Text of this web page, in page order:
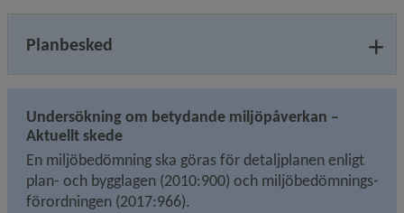
Planbesked
Undersökning om betydande miljöpåverkan –
Aktuellt skede
En miljöbedömning ska göras för detaljplanen enligt
plan- och bygglagen (2010:900) och miljö­bedömnings­
förordningen (2017:966).